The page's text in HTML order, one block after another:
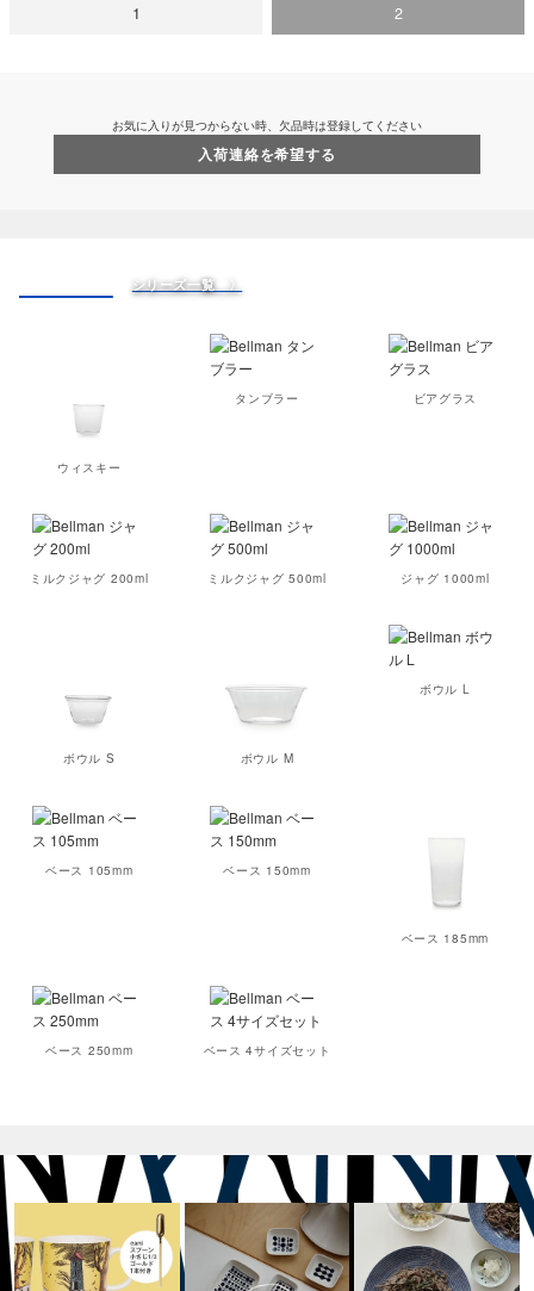
1 2
お気に入りが見つからない時、欠品時は登録してください
入荷連絡を希望する
シリーズ一覧 〉
ウィスキー
タンブラー ビアグラス
ミルクジャグ 200ml ミルクジャグ 500ml ジャグ 1000ml
ボウル S ボウル M
ボウル L
ベース 105mm ベース 150mm
ベース 185mm
ベース 250mm ベース 4サイズセット